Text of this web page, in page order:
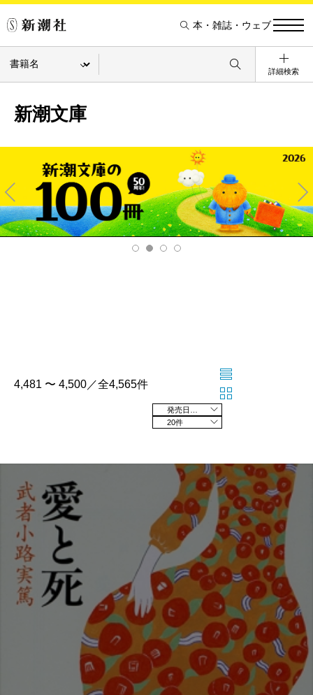
本・雑誌・ウェブ
詳細検索
新潮文庫
Pre
v
Ne
xt
4,481 〜 4,500／全4,565件
20件